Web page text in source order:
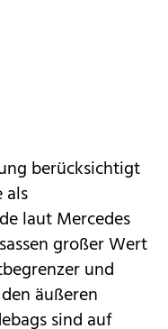
berücksichtigt
als
laut Mercedes
großer Wert
und
äußeren
sind auf